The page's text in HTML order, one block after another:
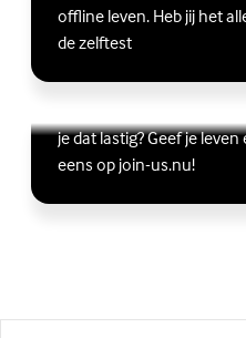
offline leven. Heb jij het
de zelftest
Vriendschap
je dat lastig? Geef je
eens op join-us.nu!
Lees meer over Vriendschap
(Externe link)